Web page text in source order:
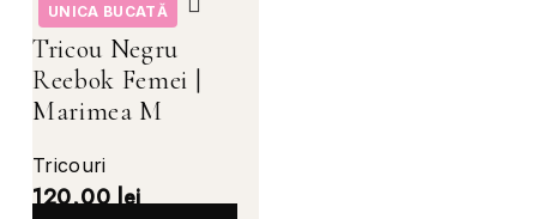
UNICA BUCATĂ
Tricou Negru
Reebok Femei |
Marimea M
Tricouri
120,00lei